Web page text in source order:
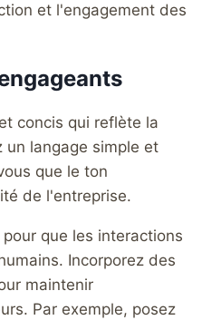
et l'engagement des
concis qui reflète la
un langage simple et
que le ton
de l'entreprise.
que les interactions
Incorporez des
maintenir
Par exemple, posez